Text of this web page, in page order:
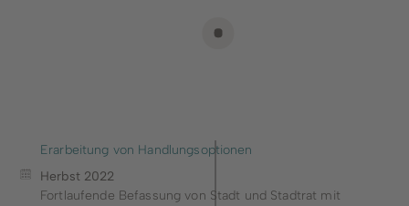
Erarbeitung von Handlungsoptionen
Herbst 2022
Fortlaufende Befassung von Stadt und Stadtrat mit